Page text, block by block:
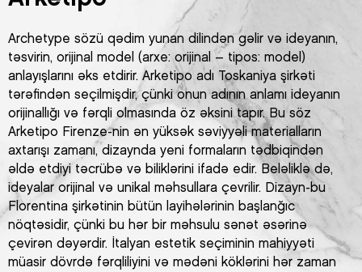
Archetype sözü qədim yunan dilindən gəlir və ideyanın,
təsvirin, orijinal model (arxe: orijinal – tipos: model)
anlayışlarını əks etdirir. Arketipo adı Toskaniya şirkəti
tərəfindən seçilmişdir, çünki onun adının anlamı ideyanın
orijinallığı və fərqli olmasında öz əksini tapır. Bu söz
Arketipo Firenze-nin ən yüksək səviyyəli materialların
axtarışı zamanı, dizaynda yeni formaların tədbiqindən
əldə etdiyi təcrübə və biliklərini ifadə edir. Beləliklə də,
ideyalar orijinal və unikal məhsullara çevrilir. Dizayn-bu
Florentina şirkətinin bütün layihələrinin başlanğıc
nöqtəsidir, çünki bu hər bir məhsulu sənət əsərinə
çevirən dəyərdir. İtalyan estetik seçiminin mahiyyəti
müasir dövrdə fərqliliyini və mədəni köklərini hər zaman